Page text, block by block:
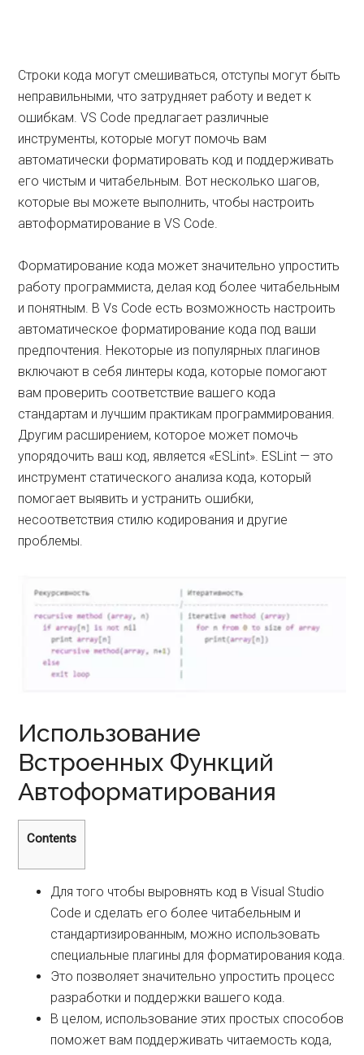
Строки кода могут смешиваться, отступы могут быть
неправильными, что затрудняет работу и ведет к
ошибкам. VS Code предлагает различные
инструменты, которые могут помочь вам
автоматически форматировать код и поддерживать
его чистым и читабельным. Вот несколько шагов,
которые вы можете выполнить, чтобы настроить
автоформатирование в VS Code.
Форматирование кода может значительно упростить
работу программиста, делая код более читабельным
и понятным. В Vs Code есть возможность настроить
автоматическое форматирование кода под ваши
предпочтения. Некоторые из популярных плагинов
включают в себя линтеры кода, которые помогают
вам проверить соответствие вашего кода
стандартам и лучшим практикам программирования.
Другим расширением, которое может помочь
упорядочить ваш код, является «ESLint». ESLint — это
инструмент статического анализа кода, который
помогает выявить и устранить ошибки,
несоответствия стилю кодирования и другие
проблемы.
Использование
Встроенных Функций
Автоформатирования
Contents
Для того чтобы выровнять код в Visual Studio
Code и сделать его более читабельным и
стандартизированным, можно использовать
специальные плагины для форматирования кода.
Это позволяет значительно упростить процесс
разработки и поддержки вашего кода.
В целом, использование этих простых способов
поможет вам поддерживать читаемость кода,